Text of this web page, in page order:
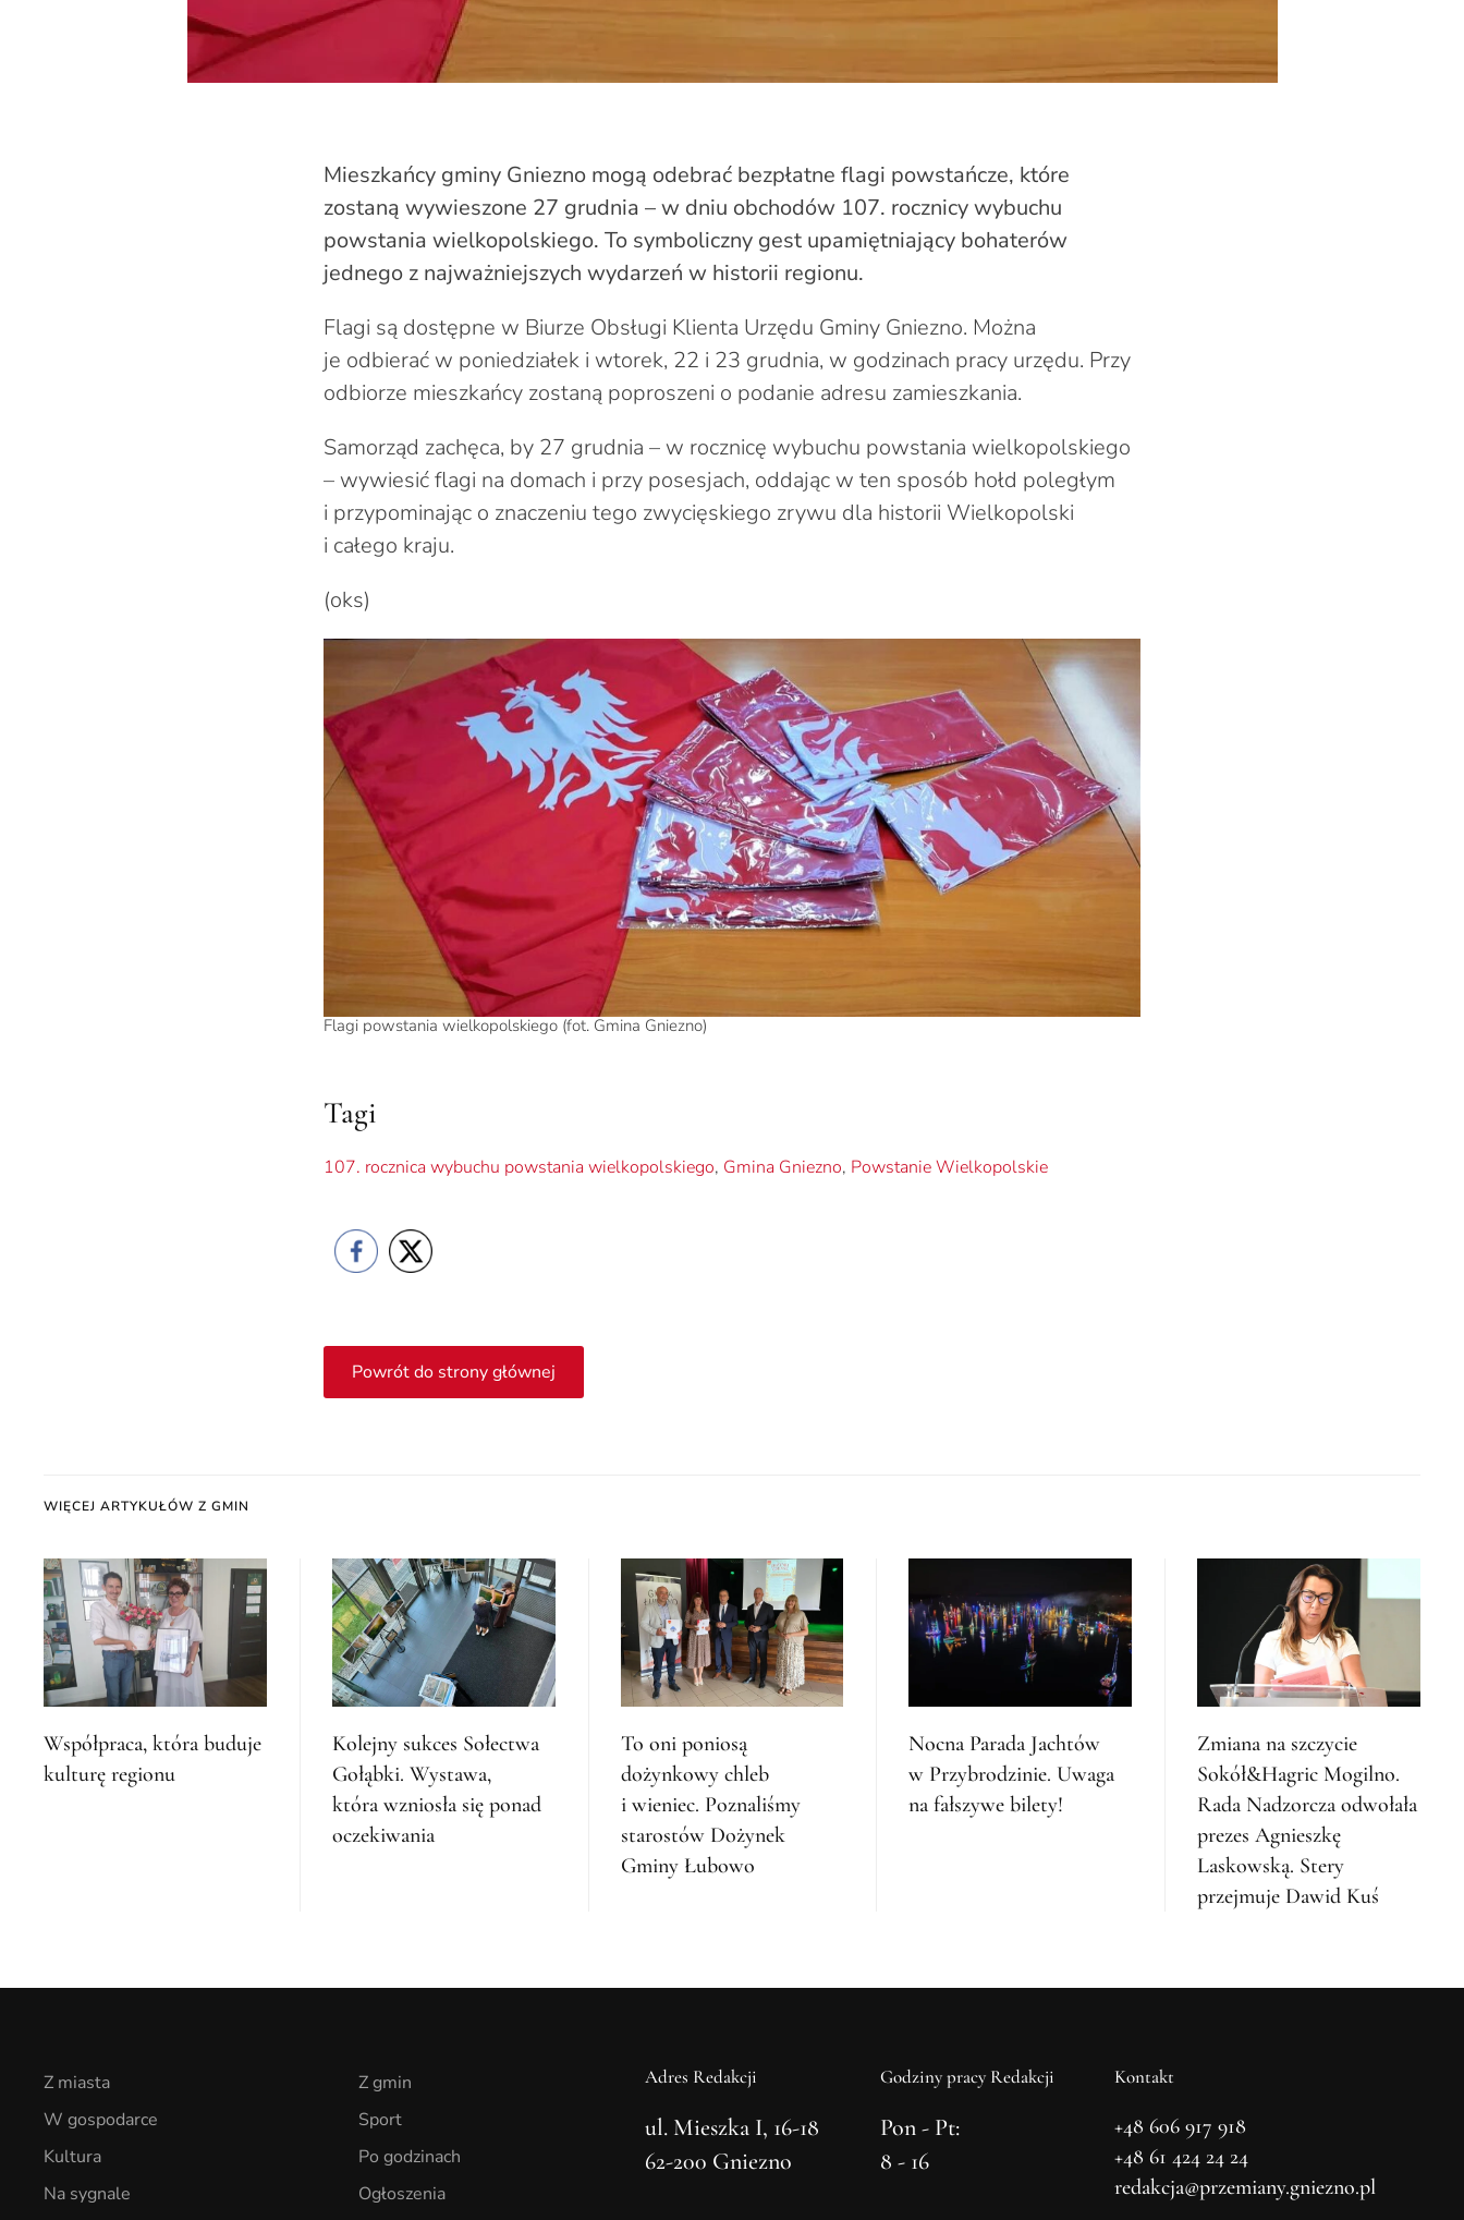
Mieszkańcy gminy Gniezno mogą odebrać bezpłatne flagi powstańcze, które
zostaną wywieszone 27 grudnia – w dniu obchodów 107. rocznicy wybuchu
powstania wielkopolskiego. To symboliczny gest upamiętniający bohaterów
jednego z najważniejszych wydarzeń w historii regionu.
Flagi są dostępne w Biurze Obsługi Klienta Urzędu Gminy Gniezno. Można
je odbierać w poniedziałek i wtorek, 22 i 23 grudnia, w godzinach pracy urzędu. Przy
odbiorze mieszkańcy zostaną poproszeni o podanie adresu zamieszkania.
Samorząd zachęca, by 27 grudnia – w rocznicę wybuchu powstania wielkopolskiego
– wywiesić flagi na domach i przy posesjach, oddając w ten sposób hołd poległym
i przypominając o znaczeniu tego zwycięskiego zrywu dla historii Wielkopolski
i całego kraju.
(oks)
Flagi powstania wielkopolskiego (fot. Gmina Gniezno)
Tagi
107. rocznica wybuchu powstania wielkopolskiego, Gmina Gniezno, Powstanie Wielkopolskie
Powrót do strony głównej
WIĘCEJ ARTYKUŁÓW Z GMIN
Współpraca, która buduje
kulturę regionu
Kolejny sukces Sołectwa
Gołąbki. Wystawa,
która wzniosła się ponad
oczekiwania
To oni poniosą
dożynkowy chleb
i wieniec. Poznaliśmy
starostów Dożynek
Gminy Łubowo
Nocna Parada Jachtów
w Przybrodzinie. Uwaga
na fałszywe bilety!
Zmiana na szczycie
Sokół&Hagric Mogilno.
Rada Nadzorcza odwołała
prezes Agnieszkę
Laskowską. Stery
przejmuje Dawid Kuś
Z miasta
W gospodarce
Kultura
Na sygnale
Z gmin
Sport
Po godzinach
Ogłoszenia
Adres Redakcji
ul. Mieszka I, 16-18
62-200 Gniezno
Godziny pracy Redakcji
Pon - Pt:
8 - 16
Kontakt
+48 606 917 918
+48 61 424 24 24
redakcja@przemiany.gniezno.pl